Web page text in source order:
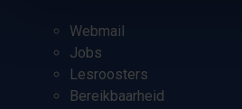
Webmail
Jobs
Lesroosters
Bereikbaarheid